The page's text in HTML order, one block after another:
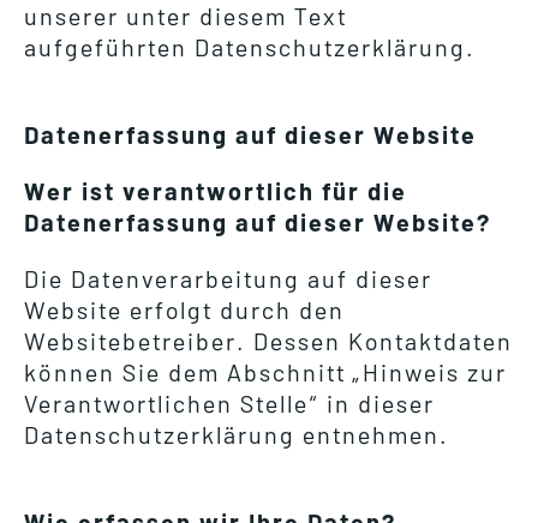
unserer unter diesem Text
aufgeführten Datenschutzerklärung.
Datenerfassung auf dieser Website
Wer ist verantwortlich für die
Datenerfassung auf dieser Website?
Die Datenverarbeitung auf dieser
Website erfolgt durch den
Websitebetreiber. Dessen Kontaktdaten
können Sie dem Abschnitt „Hinweis zur
Verantwortlichen Stelle“ in dieser
Datenschutzerklärung entnehmen.